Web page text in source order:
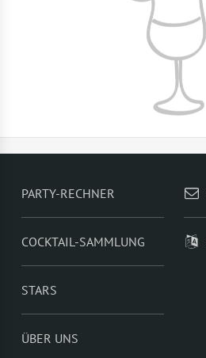
PARTY-RECHNER
COCKTAIL-SAMMLUNG
STARS
ÜBER UNS